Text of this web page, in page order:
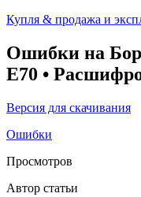
Купля & продажа и
Ошибки на
Е70 •
Версия для скачивания
Ошибки
Просмотров
Автор статьи